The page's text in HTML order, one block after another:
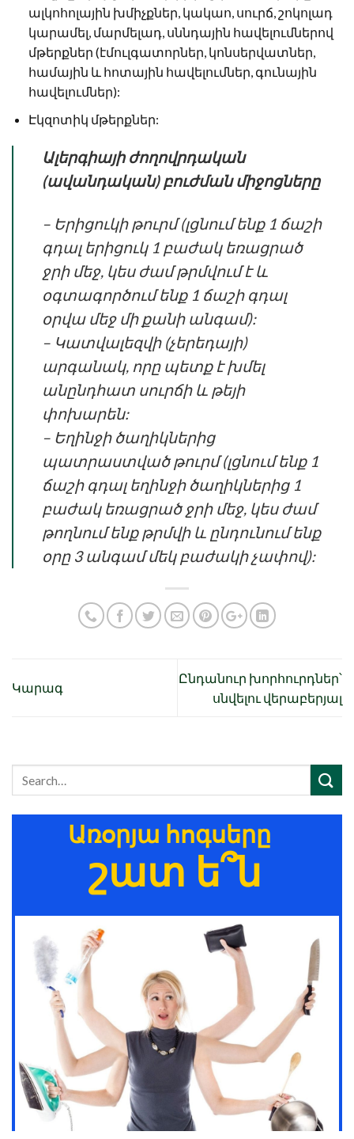
ալկոհոլային խմիչքներ, կակաո, սուրճ, շոկոլադ
կարամել, մարմելադ, սննդային հավելումներով
մթերքներ (էմուլգատորներ, կոնսերվատներ,
համային և հոտային հավելումներ, գունային
հավելումներ):
Էկզոտիկ մթերքներ:
Ալերգիայի ժողովրդական
(ավանդական) բուժման միջոցները
– Երիցուկի թուրմ (լցնում ենք 1 ճաշի
գդալ երիցուկ 1 բաժակ եռացրած
ջրի մեջ, կես ժամ թրմվում է և
օգտագործում ենք 1 ճաշի գդալ
օրվա մեջ մի քանի անգամ):
– Կատվալեզվի (չերեդայի)
արգանակ, որը պետք է խմել
անընդհատ սուրճի և թեյի
փոխարեն:
– Եղինջի ծաղիկներից
պատրաստված թուրմ (լցնում ենք 1
ճաշի գդալ եղինջի ծաղիկներից 1
բաժակ եռացրած ջրի մեջ, կես ժամ
թողնում ենք թրմվի և ընդունում ենք
օրը 3 անգամ մեկ բաժակի չափով):
Կարագ
Ընդանուր խորհուրդներ՝
սնվելու վերաբերյալ
Առօրյա հոգսերը
շատ ե՞ն